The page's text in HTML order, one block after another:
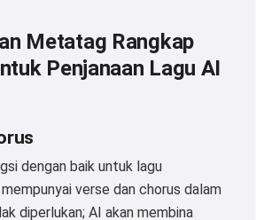
Metatag Rangkap
Penjanaan Lagu AI
dengan baik untuk lagu
verse dan chorus dalam
diperlukan; AI akan membina